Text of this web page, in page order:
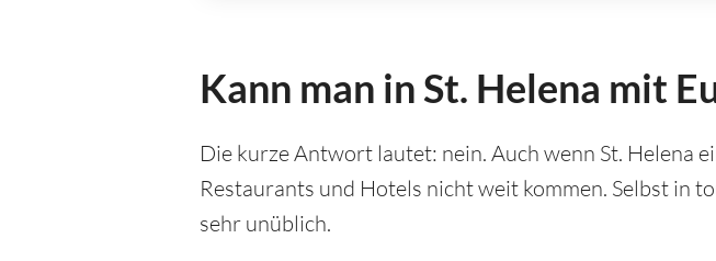
Kann man in St. Helena mit
Die kurze Antwort lautet: nein. Auch wenn St. Helena
Restaurants und Hotels nicht weit kommen. Selbst in
sehr unüblich.